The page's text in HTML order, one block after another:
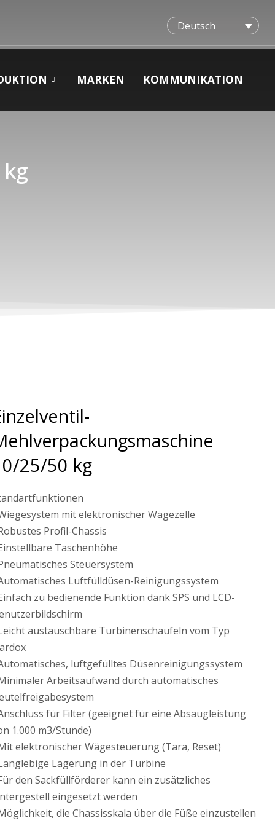
MARKEN KOMMUNIKATION
Deutsch
25/50 kg
mit elektronischer Wägezelle
Profil-Chassis
Taschenhöhe
Steuersystem
Luftfülldüsen-Reinigungssystem
zu bedienende Funktion dank SPS und LCD-
austauschbare Turbinenschaufeln vom Typ
luftgefülltes Düsenreinigungssystem
Arbeitsaufwand durch automatisches
für Filter (geeignet für eine Absaugleistung
1.000 m3/Stunde)
elektronischer Wägesteuerung (Tara, Reset)
Lagerung in der Turbine
den Sackfüllförderer kann ein zusätzliches
eingesetzt werden
die Chassisskala über die Füße einzustellen